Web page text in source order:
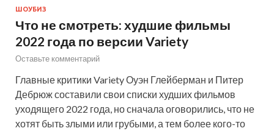
ШОУБИЗ
Что не смотреть: худшие фильмы
2022 года по версии Variety
Оставьте комментарий
Главные критики Variety Оуэн Глейберман и Питер
Дебрюж составили свои списки худших фильмов
уходящего 2022 года, но сначала оговорились, что не
хотят быть злыми или грубыми, а тем более кого-то